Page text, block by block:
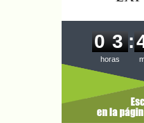
0
0
3
3
horas
: